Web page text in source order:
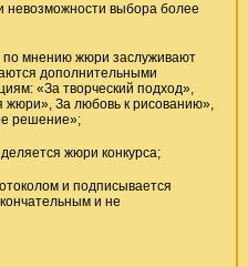
невозможности выбора более
по мнению жюри заслуживают
дополнительными
«За творческий подход»,
За любовь к рисованию»,
решение»;
жюри конкурса;
и подписывается
и не